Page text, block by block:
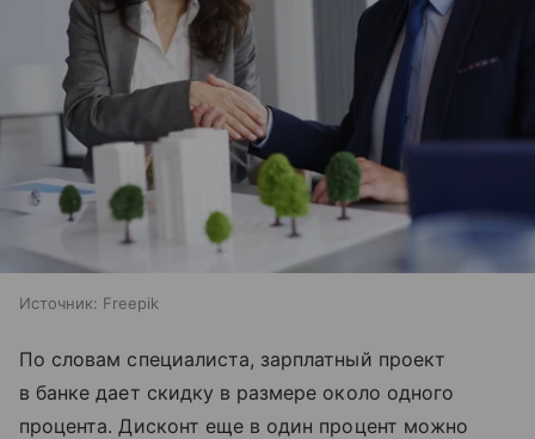
Источник: Freepik
По словам специалиста, зарплатный проект
в банке дает скидку в размере около одного
процента. Дисконт еще в один процент можно